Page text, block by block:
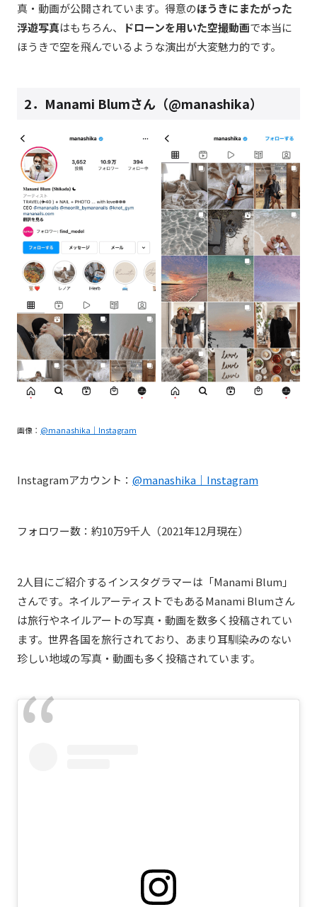
真・動画が公開されています。得意のほうきにまたがった
浮遊写真はもちろん、 ドローンを用いた空撮動画で本当に
ほうきで空を飛んでいるような演出が大変魅力的です。
2．Manami Blumさん（@manashika）
画像： @manashika｜Instagram
Instagramアカウント： @manashika｜Instagram
フォロワー数：約10万9千人（2021年12月現在）
2人目にご紹介するインスタグラマーは「Manami Blum」
さんです。ネイルアーティストでもあるManami Blumさん
は旅行やネイルアートの写真・動画を数多く投稿されてい
ます。世界各国を旅行されており、あまり耳馴染みのない
珍しい地域の写真・動画も多く投稿されています。